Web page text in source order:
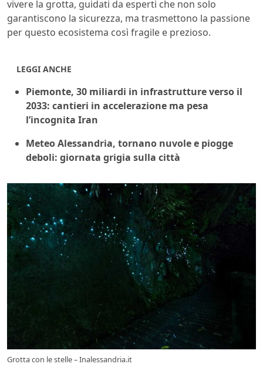
vivere la grotta, guidati da esperti che non solo
garantiscono la sicurezza, ma trasmettono la passione
per questo ecosistema così fragile e prezioso.
LEGGI ANCHE
Piemonte, 30 miliardi in infrastrutture verso il
2033: cantieri in accelerazione ma pesa
l’incognita Iran
Meteo Alessandria, tornano nuvole e piogge
deboli: giornata grigia sulla città
Grotta con le stelle – Inalessandria.it